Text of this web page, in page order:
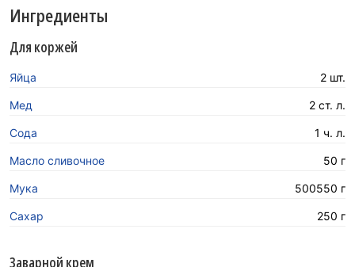
Ингредиенты
Для коржей
Яйца 2 шт.
Мед 2 ст. л.
Сода 1 ч. л.
Масло сливочное 50 г
Мука 500550 г
Сахар 250 г
Заварной крем